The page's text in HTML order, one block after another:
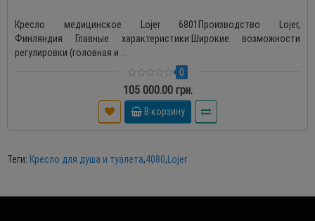
Кресло медицинское Lojer 6801Производство Lojer,
Финляндия Главные характеристики:Широкие возможности
регулировки (головная и ..
0
105 000.00 грн.
В корзину
Теги: Кресло для душа и туалета,4080,Lojer